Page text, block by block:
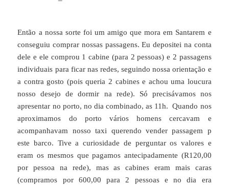
Então a nossa sorte foi um amigo que mora em Santarem e
conseguiu comprar nossas passagens. Eu depositei na conta
dele e ele comprou 1 cabine (para 2 pessoas) e 2 passagens
individuais para ficar nas redes, seguindo nossa orientação e
a contra gosto (pois queria 2 cabines e achou uma loucura
nosso desejo de dormir na rede). Só precisávamos nos
apresentar no porto, no dia combinado, as 11h. Quando nos
aproximamos do porto vários homens cercavam e
acompanhavam nosso taxi querendo vender passagem p
este barco. Tive a curiosidade de perguntar os valores e
eram os mesmos que pagamos antecipadamente (R120,00
por pessoa na rede), mas as cabines eram mais caras
(compramos por 600,00 para 2 pessoas e no dia era